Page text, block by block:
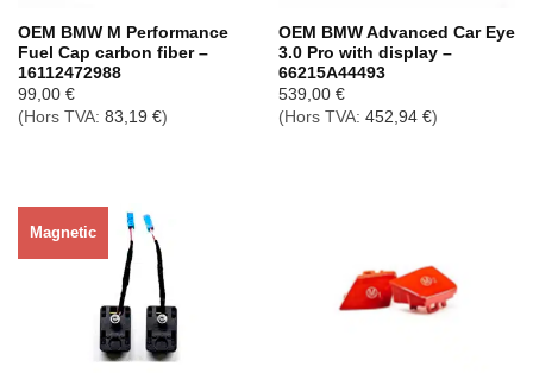
OEM BMW M Performance
Fuel Cap carbon fiber –
16112472988
99,00 €
(Hors TVA: 83,19 €)
OEM BMW Advanced Car Eye
3.0 Pro with display –
66215A44493
539,00 €
(Hors TVA: 452,94 €)
Magnetic